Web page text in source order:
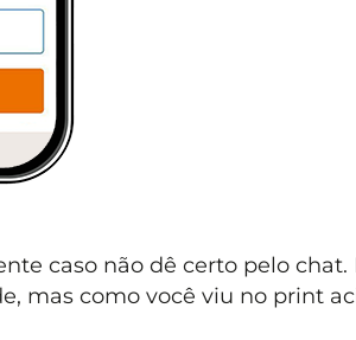
caso não dê certo pelo chat.
mas como você viu no print